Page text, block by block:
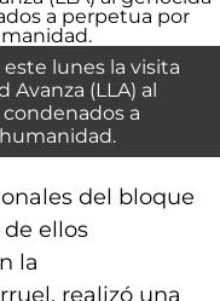
lunes la visita
(LLA) al
a
del bloque
de ellos
la
realizó una